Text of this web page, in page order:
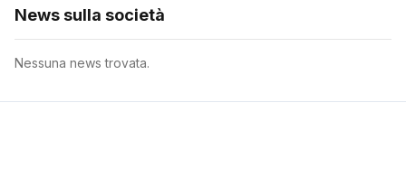
News sulla società
Nessuna news trovata.